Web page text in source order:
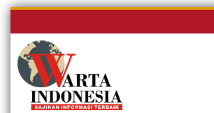
Skip
content